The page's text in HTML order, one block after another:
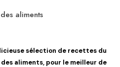
aliments
sélection de recettes du
aliments, pour le meilleur de